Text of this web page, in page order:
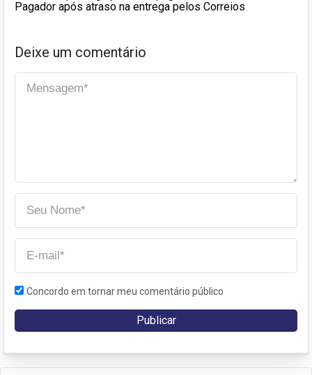
Pagador após atraso na entrega pelos Correios
Deixe um comentário
Concordo em tornar meu comentário público